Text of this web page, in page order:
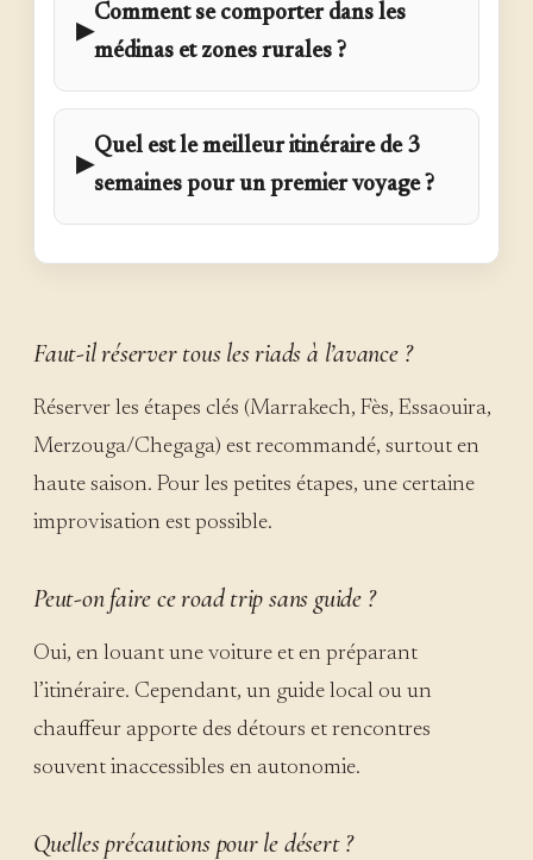
▶
Comment se comporter dans les
médinas et zones rurales ?
▶
Quel est le meilleur itinéraire de 3
semaines pour un premier voyage ?
Faut-il réserver tous les riads à l’avance ?
Réserver les étapes clés (Marrakech, Fès, Essaouira,
Merzouga/Chegaga) est recommandé, surtout en
haute saison. Pour les petites étapes, une certaine
improvisation est possible.
Peut-on faire ce road trip sans guide ?
Oui, en louant une voiture et en préparant
l’itinéraire. Cependant, un guide local ou un
chauffeur apporte des détours et rencontres
souvent inaccessibles en autonomie.
Quelles précautions pour le désert ?